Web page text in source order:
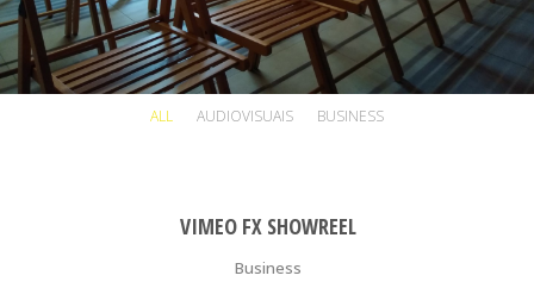
ALL AUDIOVISUAIS BUSINESS
VIMEO FX SHOWREEL
Business